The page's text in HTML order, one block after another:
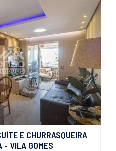
E CHURRASQUEIRA
- VILA GOMES